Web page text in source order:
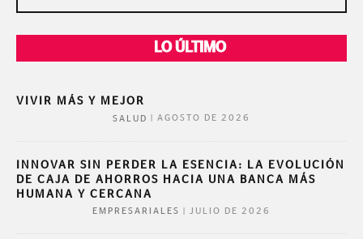
LO ÚLTIMO
VIVIR MÁS Y MEJOR
SALUD AGOSTO DE 2026
INNOVAR SIN PERDER LA ESENCIA: LA EVOLUCIÓN
DE CAJA DE AHORROS HACIA UNA BANCA MÁS
HUMANA Y CERCANA
EMPRESARIALES JULIO DE 2026